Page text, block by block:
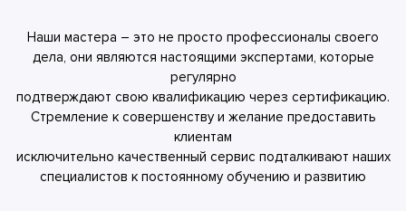
Наши мастера – это не просто профессионалы своего
дела, они являются настоящими экспертами, которые
регулярно
подтверждают свою квалификацию через сертификацию.
Стремление к совершенству и желание предоставить
клиентам
исключительно качественный сервис подталкивают наших
специалистов к постоянному обучению и развитию